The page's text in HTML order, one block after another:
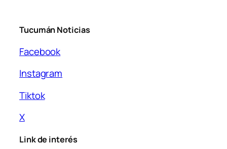
Tucumán Noticias
Facebook
Instagram
Tiktok
X
Link de interés